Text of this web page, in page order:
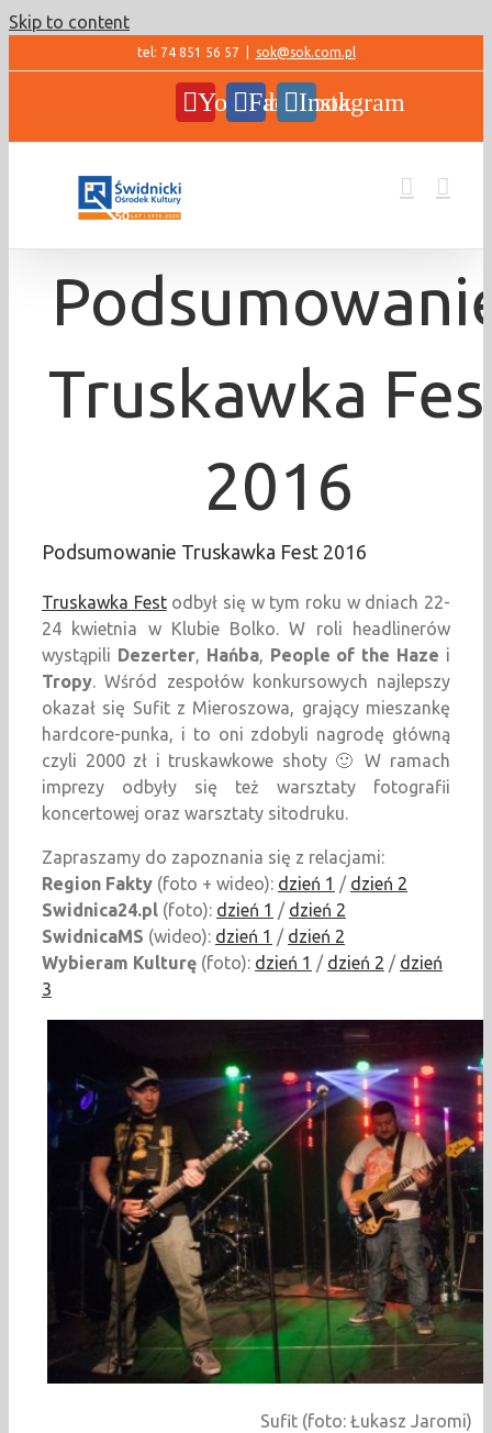
Skip to content
tel: 74 851 56 57 sok@sok.com.pl
YouTubeFacebookInstagram
Truskawka
2016
Podsumowanie Truskawka Fest 2016
Truskawka Festodbył się w tym roku w dniach 22-
24 kwietnia w Klubie Bolko. W roli headlinerów
wystąpili Dezerter, Hańba, People of the Haze i
Tropy. Wśród zespołów konkursowych najlepszy
okazał się Sufit z Mieroszowa, grający mieszankę
hardcore-punka, i to oni zdobyli nagrodę główną
czyli 2000 zł i truskawkowe shoty 🙂 W ramach
imprezy odbyły się też warsztaty fotografii
koncertowej oraz warsztaty sitodruku.
Zapraszamy do zapoznania się z relacjami:
Region Fakty (foto + wideo): dzień 1 / dzień 2
Swidnica24.pl (foto): dzień 1 / dzień 2
SwidnicaMS (wideo): dzień 1 / dzień 2
Wybieram Kulturę (foto): dzień 1 / dzień 2 / dzień
3
Sufit (foto: Łukasz Jaromi)